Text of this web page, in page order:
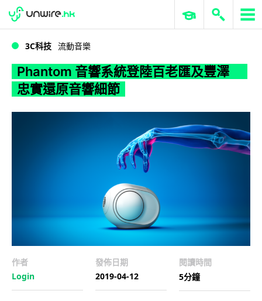
WWDC 2026 ERP 與商業 AI
3C科技 流動音樂
Phantom 音響系統登陸百老匯及豐澤
忠實還原音響細節
作者
Login
發佈日期
2019-04-12
閱讀時間
5分鐘